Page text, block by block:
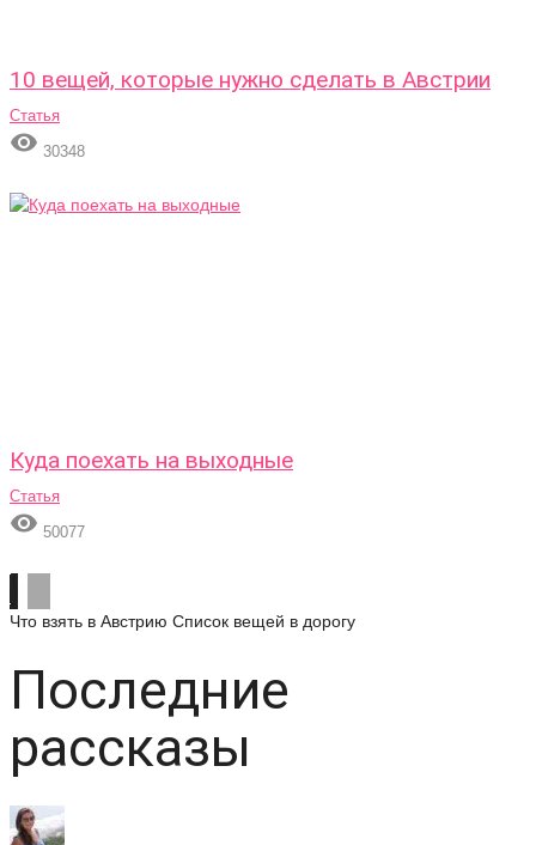
10 вещей, которые нужно сделать в Австрии
Статья
 30348
Куда поехать на выходные
Статья
 50077
Что взять в Австрию Список вещей в дорогу
Последние
рассказы